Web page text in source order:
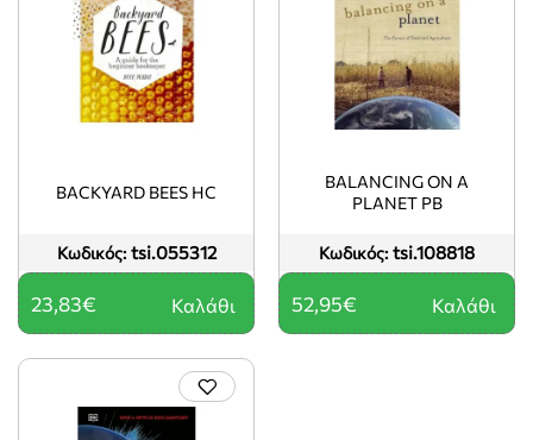
Κωδικός: tsi.055312
BACKYARD BEES HC
23,83€ Καλάθι
Κωδικός: tsi.108818
BALANCING ON A
PLANET PB
52,95€ Καλάθι